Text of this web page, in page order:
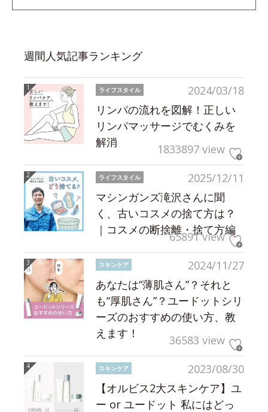
週間人気記事ランキング
2024/03/18
ライフスタイル
リンパの流れを図解！正しい
リンパマッサージでむくみを
解消
1833897 view
2025/12/11
ライフスタイル
マシンガンズ滝沢さんに聞
く、古いコスメの捨て方は？
｜コスメの断捨離・捨て方編
65891 view
2024/11/27
スキンケア
あなたは“薄肌さん”？それと
も“厚肌さん”？ユードットシリ
ーズのおすすめの使い方、教
えます！
36583 view
2023/08/30
スキンケア
【オルビス2大スキンケア】ユ
ー or ユードット 私にはどっ